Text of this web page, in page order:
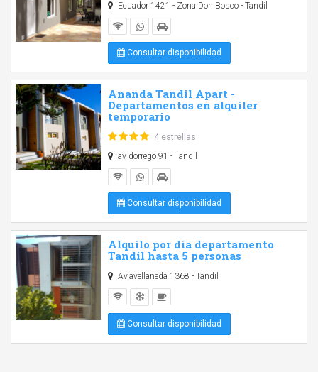
Ecuador 1421 - Zona Don Bosco - Tandil
Consultar disponibilidad
Ananda Tandil Apart -
Departamentos en alquiler
temporario
4 estrellas
av dorrego 91 - Tandil
Consultar disponibilidad
Alquilo por día departamento
Tandil hasta 5 personas
Av.avellaneda 1368 - Tandil
Consultar disponibilidad